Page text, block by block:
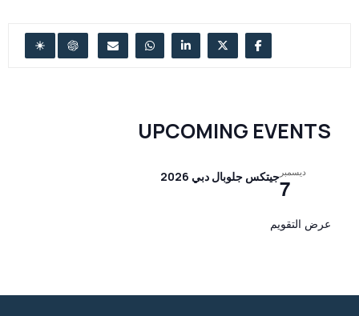
UPCOMING EVENTS
ديسمبر
7جيتكس جلوبال دبي 2026
عرض التقويم